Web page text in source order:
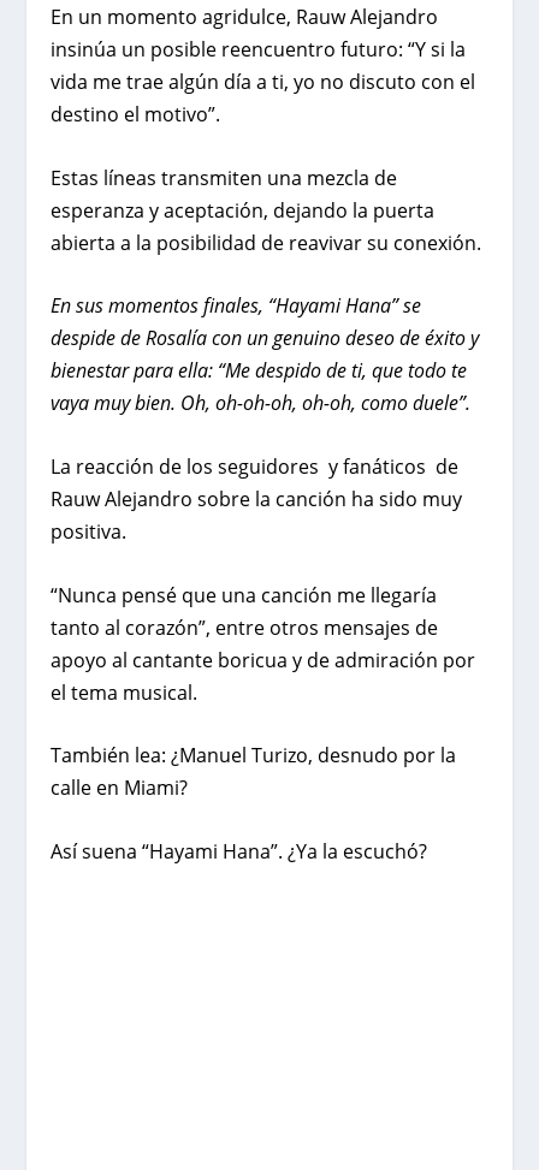
En un momento agridulce, Rauw Alejandro
insinúa un posible reencuentro futuro: “Y si la
vida me trae algún día a ti, yo no discuto con el
destino el motivo”.
Estas líneas transmiten una mezcla de
esperanza y aceptación, dejando la puerta
abierta a la posibilidad de reavivar su conexión.
En sus momentos finales, “Hayami Hana” se
despide de Rosalía con un genuino deseo de éxito y
bienestar para ella: “Me despido de ti, que todo te
vaya muy bien. Oh, oh-oh-oh, oh-oh, como duele”.
La reacción de los seguidores y fanáticos de
Rauw Alejandro sobre la canción ha sido muy
positiva.
“Nunca pensé que una canción me llegaría
tanto al corazón”, entre otros mensajes de
apoyo al cantante boricua y de admiración por
el tema musical.
También lea:¿Manuel Turizo, desnudo por la
calle en Miami?
Así suena “Hayami Hana”. ¿Ya la escuchó?